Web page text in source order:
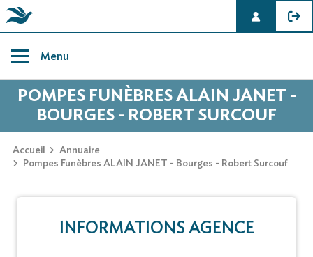
content
Menu
POMPES FUNÈBRES ALAIN JANET -
BOURGES - ROBERT SURCOUF
Accueil
Annuaire
Pompes Funèbres ALAIN JANET - Bourges - Robert Surcouf
INFORMATIONS AGENCE